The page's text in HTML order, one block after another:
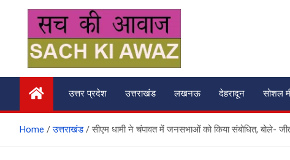
content
सच की आवाज
उत्तर प्रदेश उत्तराखंड लखनऊ देहरादून सोशल
Home उत्तराखंड सीएम धामी ने चंपावत में जनसभाओं को किया संबोधित, बोले-